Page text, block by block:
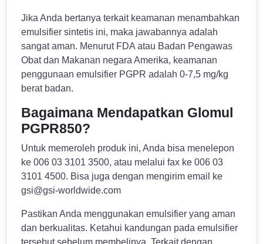
Jika Anda bertanya terkait keamanan menambahkan
emulsifier sintetis ini, maka jawabannya adalah
sangat aman. Menurut FDA atau Badan Pengawas
Obat dan Makanan negara Amerika, keamanan
penggunaan emulsifier PGPR adalah 0-7,5 mg/kg
berat badan.
Bagaimana Mendapatkan Glomul
PGPR850?
Untuk memeroleh produk ini, Anda bisa menelepon
ke 006 03 3101 3500, atau melalui fax ke 006 03
3101 4500. Bisa juga dengan mengirim email ke
gsi@gsi-worldwide.com
Pastikan Anda menggunakan emulsifier yang aman
dan berkualitas. Ketahui kandungan pada emulsifier
tersebut sebelum membelinya. Terkait dengan